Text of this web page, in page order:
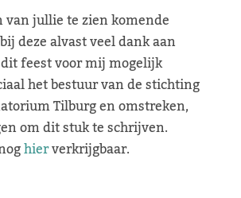
van jullie te zien komende
deze alvast veel dank aan
feest voor mij mogelijk
het bestuur van de stichting
Tilburg en omstreken,
om dit stuk te schrijven.
hierverkrijgbaar.